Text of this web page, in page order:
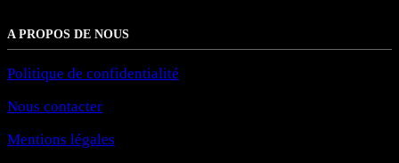
A PROPOS DE NOUS
Politique de confidentialité
Nous contacter
Mentions légales